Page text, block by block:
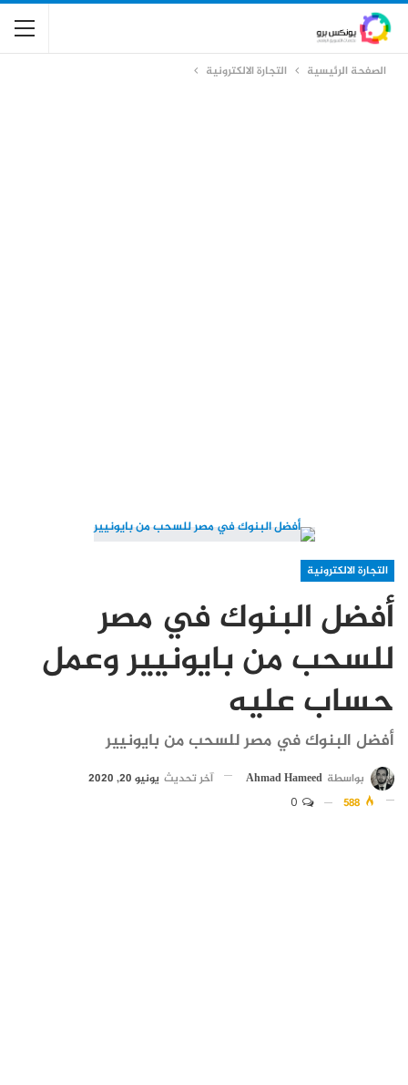
الصفحة الرئيسية التجارة الالكترونية
التجارة الالكترونية
أفضل البنوك في مصر
للسحب من بايونيير وعمل
حساب عليه
أفضل البنوك في مصر للسحب من بايونيير
بواسطة Ahmad Hameed آخر تحديث يونيو 20, 2020